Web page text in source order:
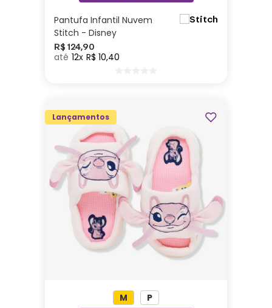
Pantufa Infantil Nuvem
Stitch - Disney
R$ 124,90
12 R$ 10,40
Lançamentos
M P